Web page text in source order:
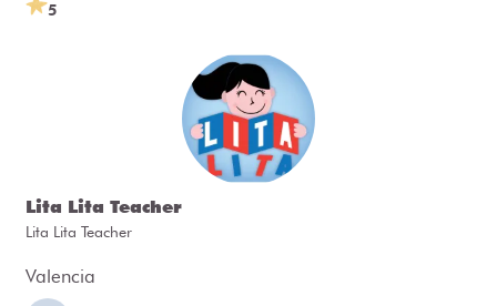
5
Lita Lita Teacher
Lita Lita Teacher
Valencia